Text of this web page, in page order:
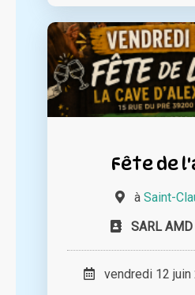
Fête de
à Saint-
SARL
vendredi 12 juin